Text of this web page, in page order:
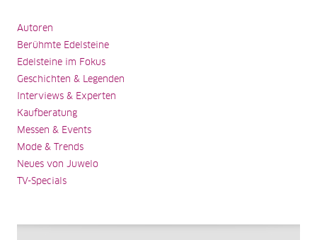
Autoren
Berühmte Edelsteine
Edelsteine im Fokus
Geschichten & Legenden
Interviews & Experten
Kaufberatung
Messen & Events
Mode & Trends
Neues von Juwelo
TV-Specials